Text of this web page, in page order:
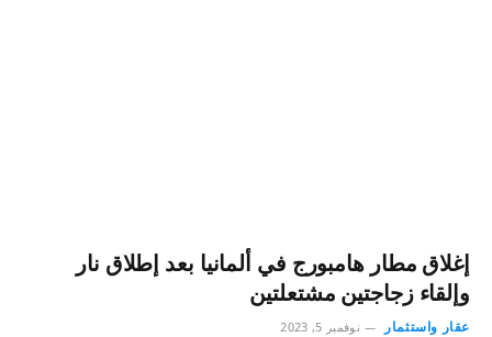
إغلاق مطار هامبورج في ألمانيا بعد إطلاق نار
وإلقاء زجاجتين مشتعلتين
عقار واستثمار نوفمبر 5, 2023